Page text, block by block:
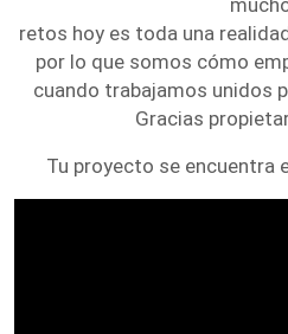
retos hoy es toda una
por lo que somos cómo
cuando trabajamos unidos
Gracias
Tu proyecto se encuentra